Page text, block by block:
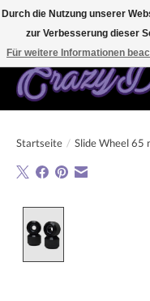
Kostenfreier Versand für
Startseite / Slide Wheel 65
Durch die Nutzung unserer
zur Verbesserung dieser
Für weitere Informationen